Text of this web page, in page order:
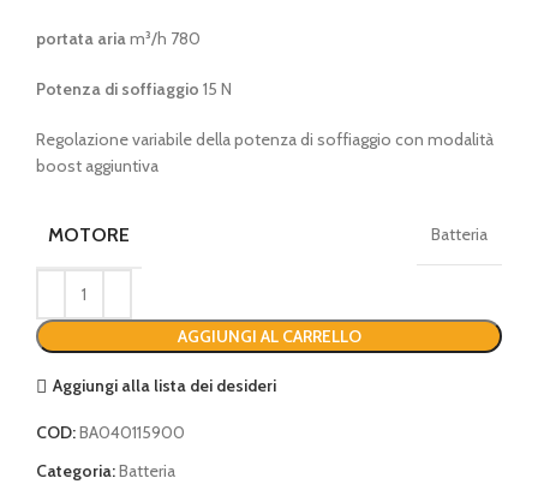
portata aria m³/h 780
Potenza di soffiaggio 15 N
Regolazione variabile della potenza di soffiaggio con modalità
boost aggiuntiva
MOTORE Batteria
AGGIUNGI AL CARRELLO
Aggiungi alla lista dei desideri
COD:BA040115900
Categoria:Batteria